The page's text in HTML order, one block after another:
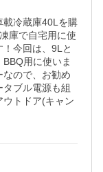
載冷蔵庫40Lを購
庫で自宅用に使
今回は、9Lと
用に使いま
ので、お勧め
ブル電源も組
トドア(キャン